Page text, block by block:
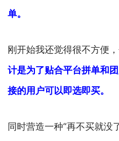
单。
刚开始我还觉得很不方便
计是为了贴合平台拼单和
接的用户可以即选即买。
同时营造一种“再不买就没